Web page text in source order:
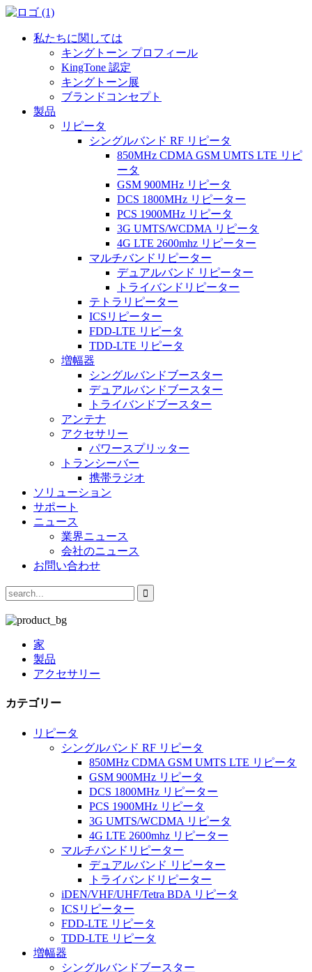
私たちに関しては
キングトーン プロフィール
KingTone 認定
キングトーン展
ブランドコンセプト
製品
リピータ
シングルバンド RF リピータ
850MHz CDMA GSM UMTS LTE リピ
ータ
GSM 900MHz リピータ
DCS 1800MHz リピーター
PCS 1900MHz リピータ
3G UMTS/WCDMA リピータ
4G LTE 2600mhz リピーター
マルチバンドリピーター
デュアルバンド リピーター
トライバンドリピーター
テトラリピーター
ICSリピーター
FDD-LTE リピータ
TDD-LTE リピータ
増幅器
シングルバンドブースター
デュアルバンドブースター
トライバンドブースター
アンテナ
アクセサリー
パワースプリッター
トランシーバー
携帯ラジオ
ソリューション
サポート
ニュース
業界ニュース
会社のニュース
お問い合わせ
家
製品
アクセサリー
カテゴリー
リピータ
シングルバンド RF リピータ
850MHz CDMA GSM UMTS LTE リピータ
GSM 900MHz リピータ
DCS 1800MHz リピーター
PCS 1900MHz リピータ
3G UMTS/WCDMA リピータ
4G LTE 2600mhz リピーター
マルチバンドリピーター
デュアルバンド リピーター
トライバンドリピーター
iDEN/VHF/UHF/Tetra BDA リピータ
ICSリピーター
FDD-LTE リピータ
TDD-LTE リピータ
増幅器
シングルバンドブースター